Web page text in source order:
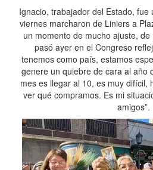
Ignacio, trabajador del Estado,
viernes marcharon de Liniers a
un momento de mucho ajuste,
pasó ayer en el Congreso
tenemos como país, estamos
genere un quiebre de cara al año
mes es llegar al 10, es muy difícil,
ver qué compramos. Es mi
amigos”.